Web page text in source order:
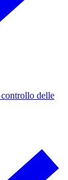
delle